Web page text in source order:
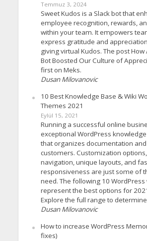
Temmuz 3, 2024
Sweet Kudos is a Slack bot that
employee recognition, rewards,
within your team. It empowers
express gratitude and
giving virtual Kudos. The post How
Bot Boosted Our Culture of
first on Meks.
Dusan Milovanovic
10 Best Knowledge Base & Wiki
Themes 2021
Eylül 15, 2021
Running a successful online
exceptional WordPress
that organizes documentation
customers. Customization
navigation, unique layouts, and
responsiveness are just some of
need. The following 10
represent the best options for
Explore the full range to
Dusan Milovanovic
How to increase WordPress
fixes)